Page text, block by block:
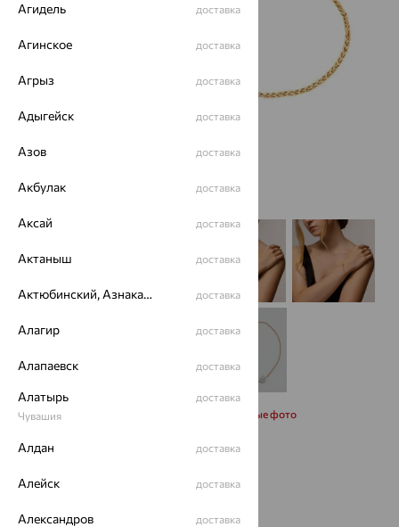
Запросить дополнительные фото
Агидель доставка
Агинское доставка
Агрыз доставка
Адыгейск доставка
Азов доставка
Акбулак доставка
Аксай доставка
Актаныш доставка
Актюбинский, Азнакаевский район доставка
Алагир доставка
Алапаевск доставка
Алатырь
Чувашия
доставка
Алдан доставка
Алейск доставка
Александров доставка